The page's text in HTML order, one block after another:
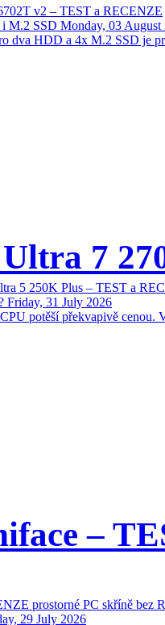
v2 – TEST a RECENZE
M.2 SSD Monday, 03 August
dva HDD a 4x M.2 SSD je
7
5 250K Plus – TEST a
Friday, 31 July 2026
potěší překvapivě cenou.
–
prostorné PC skříně bez
29 July 2026